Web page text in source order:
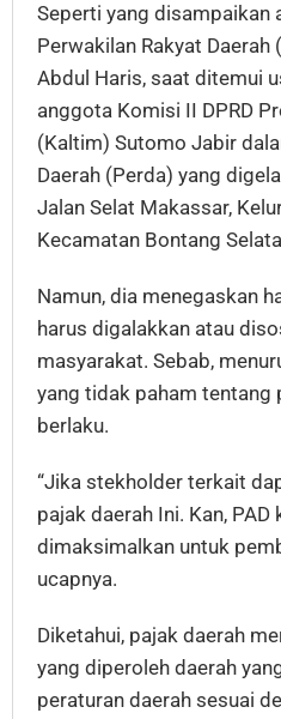
Seperti yang disampaikan
Perwakilan Rakyat Daerah
Abdul Haris, saat ditemui
anggota Komisi II DPRD
(Kaltim) Sutomo Jabir
Daerah (Perda) yang
Jalan Selat Makassar,
Kecamatan Bontang
Namun, dia menegaskan
harus digalakkan atau
masyarakat. Sebab,
yang tidak paham tentang
berlaku.
“Jika stekholder terkait
pajak daerah Ini. Kan,
dimaksimalkan untuk
ucapnya.
Diketahui, pajak daerah
yang diperoleh daerah
peraturan daerah sesuai